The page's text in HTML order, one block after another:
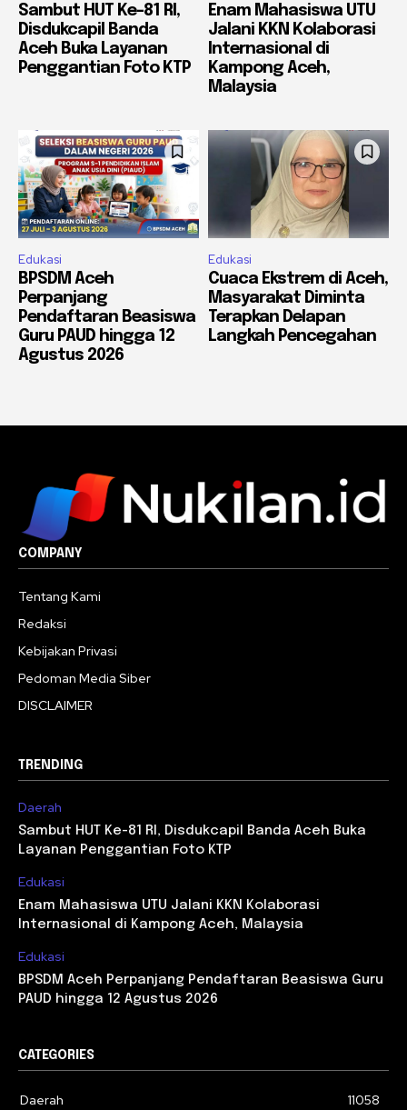
Sambut HUT Ke-81 RI,
Disdukcapil Banda
Aceh Buka Layanan
Penggantian Foto KTP
Enam Mahasiswa UTU
Jalani KKN Kolaborasi
Internasional di
Kampong Aceh,
Malaysia
Edukasi
BPSDM Aceh
Perpanjang
Pendaftaran Beasiswa
Guru PAUD hingga 12
Agustus 2026
Edukasi
Cuaca Ekstrem di Aceh,
Masyarakat Diminta
Terapkan Delapan
Langkah Pencegahan
COMPANY
Tentang Kami
Redaksi
Kebijakan Privasi
Pedoman Media Siber
DISCLAIMER
TRENDING
Daerah
Sambut HUT Ke-81 RI, Disdukcapil Banda Aceh Buka
Layanan Penggantian Foto KTP
Edukasi
Enam Mahasiswa UTU Jalani KKN Kolaborasi
Internasional di Kampong Aceh, Malaysia
Edukasi
BPSDM Aceh Perpanjang Pendaftaran Beasiswa Guru
PAUD hingga 12 Agustus 2026
CATEGORIES
Daerah 11058